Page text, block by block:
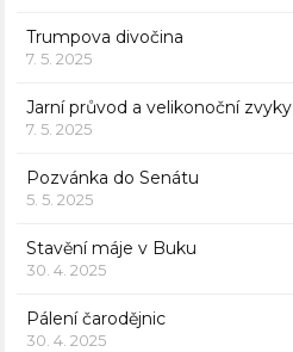
Trumpova divočina
7. 5. 2025
Jarní průvod a velikonoční zvyky
7. 5. 2025
Pozvánka do Senátu
5. 5. 2025
Stavění máje v Buku
30. 4. 2025
Pálení čarodějnic
30. 4. 2025